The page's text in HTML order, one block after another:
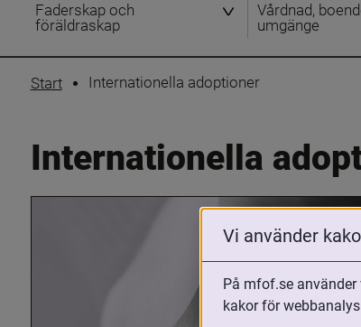
Faderskap och
föräldraskap
Vårdnad,
umgänge
Start Internationella adoptioner
Internationella
Vi använder
På mfof.se
kakor för